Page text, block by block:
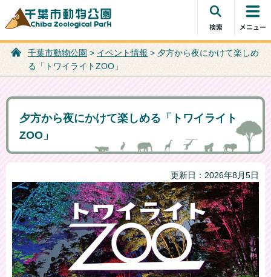
千葉市動物公園
検索・共
通メニュ
コンテン
ツメニュ
ー
千葉市動物公園 > イベント情報 > 夕方から夜にかけて楽しめ
る「トワイライトZOO」
夕方から夜にかけて楽しめる「トワイライト
ZOO」
更新日：2026年8月5日